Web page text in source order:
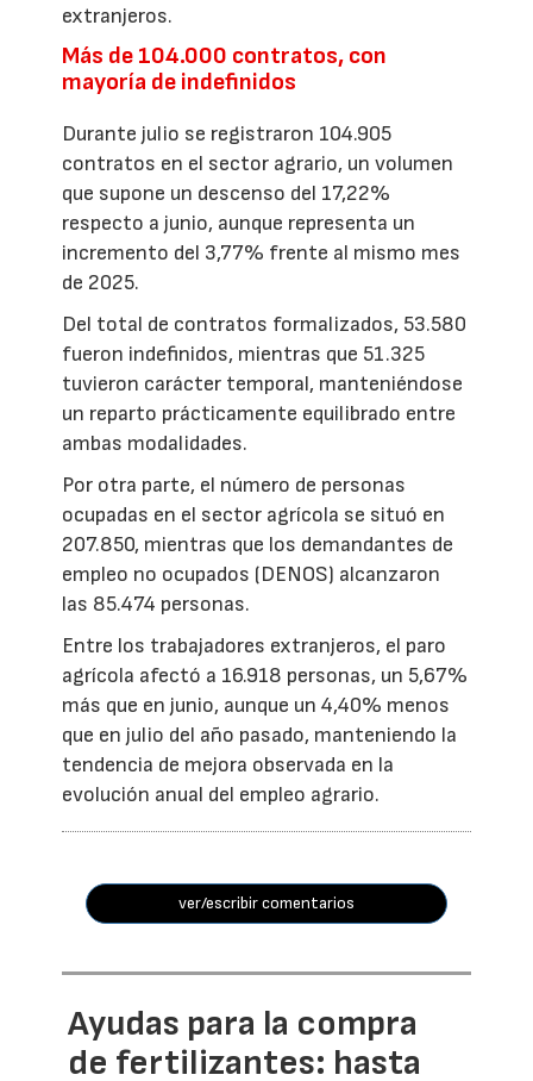
extranjeros.
Más de 104.000 contratos, con
mayoría de indefinidos
Durante julio se registraron 104.905
contratos en el sector agrario, un volumen
que supone un descenso del 17,22%
respecto a junio, aunque representa un
incremento del 3,77% frente al mismo mes
de 2025.
Del total de contratos formalizados, 53.580
fueron indefinidos, mientras que 51.325
tuvieron carácter temporal, manteniéndose
un reparto prácticamente equilibrado entre
ambas modalidades.
Por otra parte, el número de personas
ocupadas en el sector agrícola se situó en
207.850, mientras que los demandantes de
empleo no ocupados (DENOS) alcanzaron
las 85.474 personas.
Entre los trabajadores extranjeros, el paro
agrícola afectó a 16.918 personas, un 5,67%
más que en junio, aunque un 4,40% menos
que en julio del año pasado, manteniendo la
tendencia de mejora observada en la
evolución anual del empleo agrario.
ver/escribir comentarios
Ayudas para la compra
de fertilizantes: hasta